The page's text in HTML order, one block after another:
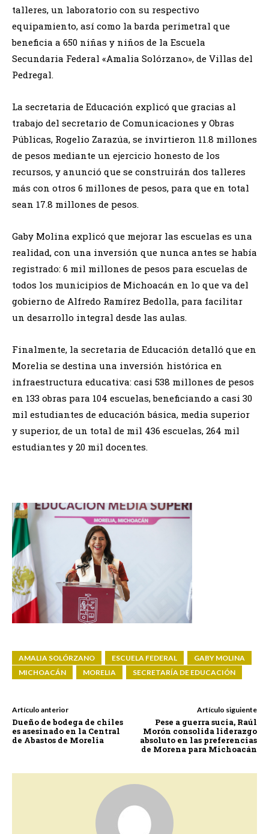
talleres, un laboratorio con su respectivo
equipamiento, así como la barda perimetral que
beneficia a 650 niñas y niños de la Escuela
Secundaria Federal «Amalia Solórzano», de Villas del
Pedregal.
La secretaria de Educación explicó que gracias al
trabajo del secretario de Comunicaciones y Obras
Públicas, Rogelio Zarazúa, se invirtieron 11.8 millones
de pesos mediante un ejercicio honesto de los
recursos, y anunció que se construirán dos talleres
más con otros 6 millones de pesos, para que en total
sean 17.8 millones de pesos.
Gaby Molina explicó que mejorar las escuelas es una
realidad, con una inversión que nunca antes se había
registrado: 6 mil millones de pesos para escuelas de
todos los municipios de Michoacán en lo que va del
gobierno de Alfredo Ramírez Bedolla, para facilitar
un desarrollo integral desde las aulas.
Finalmente, la secretaria de Educación detalló que en
Morelia se destina una inversión histórica en
infraestructura educativa: casi 538 millones de pesos
en 133 obras para 104 escuelas, beneficiando a casi 30
mil estudiantes de educación básica, media superior
y superior, de un total de mil 436 escuelas, 264 mil
estudiantes y 20 mil docentes.
AMALIA SOLÓRZANO ESCUELA FEDERAL
GABY MOLINA
MICHOACÁN
MORELIA SECRETARÍA DE EDUCACIÓN
Artículo anterior
Dueño de bodega de chiles
es asesinado en la Central
de Abastos de Morelia
Artículo siguiente
Pese a guerra sucia, Raúl
Morón consolida liderazgo
absoluto en las preferencias
de Morena para Michoacán